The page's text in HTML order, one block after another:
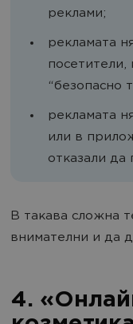
реклами;
рекламата
посетители,
“безопасно
рекламата
или в
отказали да
В такава сложна
внимателни и да
4.